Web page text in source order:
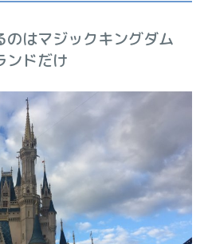
のはマジックキングダム
ンドだけ